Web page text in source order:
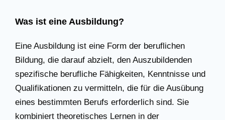
Was ist eine Ausbildung?
Eine Ausbildung ist eine Form der beruflichen
Bildung, die darauf abzielt, den Auszubildenden
spezifische berufliche Fähigkeiten, Kenntnisse und
Qualifikationen zu vermitteln, die für die Ausübung
eines bestimmten Berufs erforderlich sind. Sie
kombiniert theoretisches Lernen in der